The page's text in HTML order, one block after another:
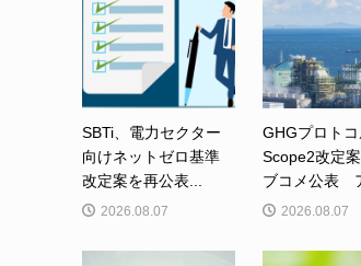
SBTi、電力セクター
向けネットゼロ基準
改定案を再公表...
2026.08.07
GHGプロトコ
Scope2改定
ブコメ公表
2026.08.07